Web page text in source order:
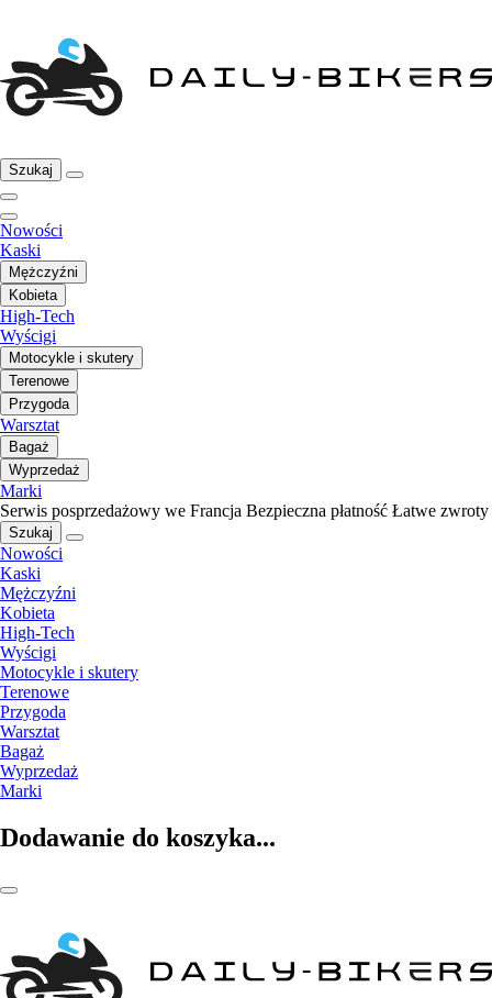
Szukaj
Nowości
Kaski
Mężczyźni
Kobieta
High-Tech
Wyścigi
Motocykle i skutery
Terenowe
Przygoda
Warsztat
Bagaż
Wyprzedaż
Marki
Serwis posprzedażowy we Francja Bezpieczna płatność Łatwe zwroty
Szukaj
Nowości
Kaski
Mężczyźni
Kobieta
High-Tech
Wyścigi
Motocykle i skutery
Terenowe
Przygoda
Warsztat
Bagaż
Wyprzedaż
Marki
Dodawanie do koszyka...